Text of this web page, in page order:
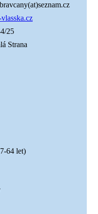
25
Strana
64 let)